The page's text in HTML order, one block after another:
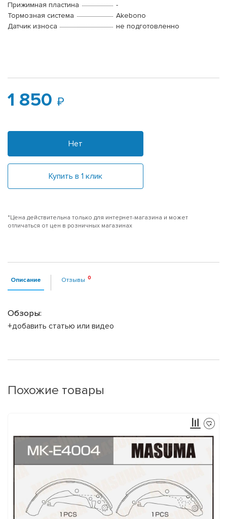
Прижимная пластина
-
Тормозная система
Akebono
Датчик износа
не подготовленно
1 850
Нет
Купить в 1 клик
*Цена действительна только для интернет-магазина и может
отличаться от цен в розничных магазинах
Описание Отзывы
Обзоры:
+добавить статью или видео
Похожие товары